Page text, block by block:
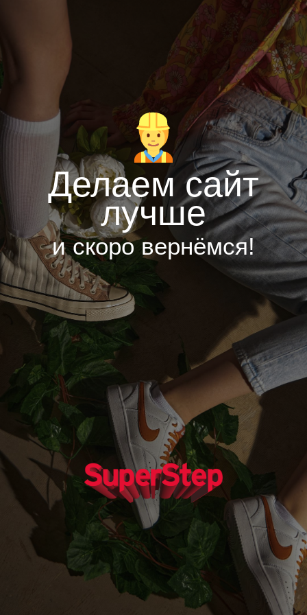
Делаем сайт
лучше
и скоро вернёмся!